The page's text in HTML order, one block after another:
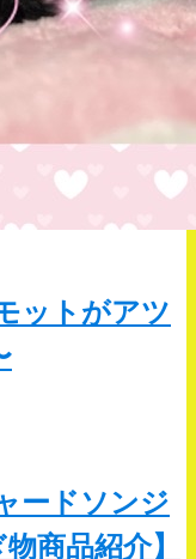
ットがアツ
ードソンジ
商品紹介】